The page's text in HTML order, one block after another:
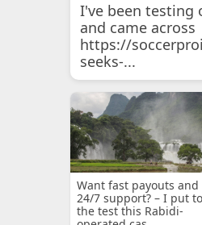
I've been testing
and came across
https://
seeks-...
Want fast payouts and
24/7 support? – I put to
the test this Rabidi-